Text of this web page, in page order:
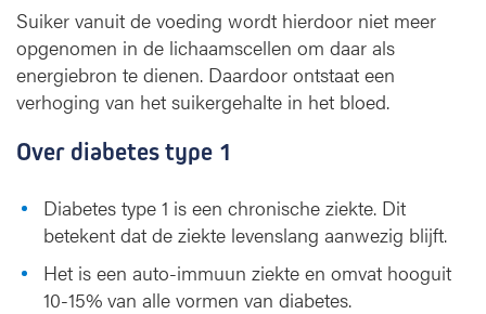
Suiker vanuit de voeding wordt hierdoor niet meer
opgenomen in de lichaamscellen om daar als
energiebron te dienen. Daardoor ontstaat een
verhoging van het suikergehalte in het bloed.
Over diabetes type 1
Diabetes type 1 is een chronische ziekte. Dit
betekent dat de ziekte levenslang aanwezig blijft.
Het is een auto-immuun ziekte en omvat hooguit
10-15% van alle vormen van diabetes.